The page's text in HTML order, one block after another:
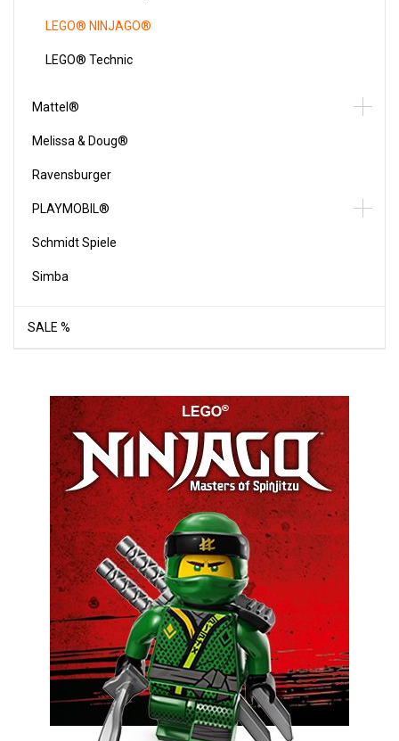
LEGO® NINJAGO®
LEGO® Technic
Mattel®
Melissa & Doug®
Ravensburger
PLAYMOBIL®
Schmidt Spiele
Simba
SALE %